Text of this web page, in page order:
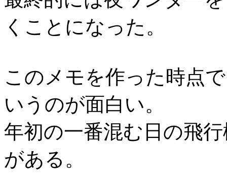
くことになった。
このメモを作った時点
いうのが面白い。
年初の一番混む日の飛
がある。